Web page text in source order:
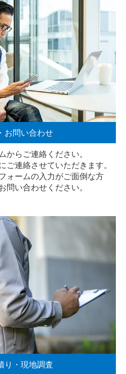
お問い合わせ
からご連絡ください。
ご連絡させていただきます。
ォームの入力がご面倒な方
問い合わせください。
り・現地調査